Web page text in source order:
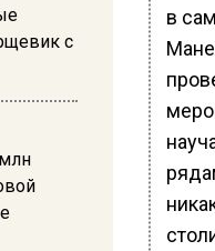
с
в